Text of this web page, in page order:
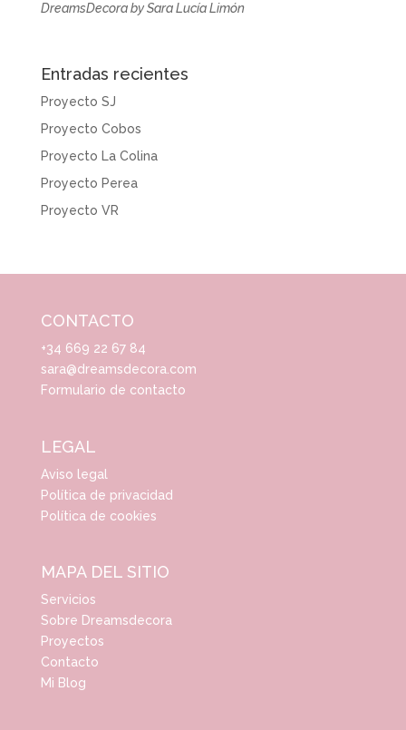
DreamsDecora by Sara Lucía Limón
Entradas recientes
Proyecto SJ
Proyecto Cobos
Proyecto La Colina
Proyecto Perea
Proyecto VR
CONTACTO
+34 669 22 67 84
sara@dreamsdecora.com
Formulario de contacto
LEGAL
Aviso legal
Política de privacidad
Política de cookies
MAPA DEL SITIO
Servicios
Sobre Dreamsdecora
Proyectos
Contacto
Mi Blog